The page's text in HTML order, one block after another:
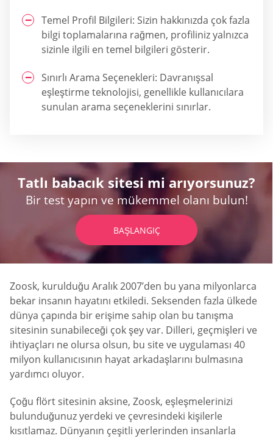
Temel Profil Bilgileri: Sizin hakkınızda çok fazla
bilgi toplamalarına rağmen, profiliniz yalnızca
sizinle ilgili en temel bilgileri gösterir.
Sınırlı Arama Seçenekleri: Davranışsal
eşleştirme teknolojisi, genellikle kullanıcılara
sunulan arama seçeneklerini sınırlar.
Tatlı babacık sitesi mi arıyorsunuz?
Bir test yapın ve mükemmel olanı bulun!
BAŞLANGIÇ
Zoosk, kurulduğu Aralık 2007’den bu yana milyonlarca
bekar insanın hayatını etkiledi. Seksenden fazla ülkede
dünya çapında bir erişime sahip olan bu tanışma
sitesinin sunabileceği çok şey var. Dilleri, geçmişleri ve
ihtiyaçları ne olursa olsun, bu site ve uygulaması 40
milyon kullanıcısının hayat arkadaşlarını bulmasına
yardımcı oluyor.
Çoğu flört sitesinin aksine, Zoosk, eşleşmelerinizi
bulunduğunuz yerdeki ve çevresindeki kişilerle
kısıtlamaz. Dünyanın çeşitli yerlerinden insanlarla